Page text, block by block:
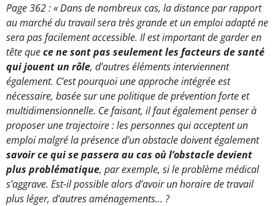
Page 362 : « Dans de nombreux cas, la distance par rapport
au marché du travail sera très grande et un emploi adapté ne
sera pas facilement accessible. Il est important de garder en
tête quece ne sont pas seulement les facteurs de santé
qui jouent un rôle, d’autres éléments interviennent
également. C’est pourquoi une approche intégrée est
nécessaire, basée sur une politique de prévention forte et
multidimensionnelle. Ce faisant, il faut également penser à
proposer une trajectoire : les personnes qui acceptent un
emploi malgré la présence d’un obstacle doivent également
savoir ce qui se passera au cas où l’obstacle devient
plus problématique, par exemple, si le problème médical
s’aggrave. Est-il possible alors d’avoir un horaire de travail
plus léger, d’autres aménagements... ?